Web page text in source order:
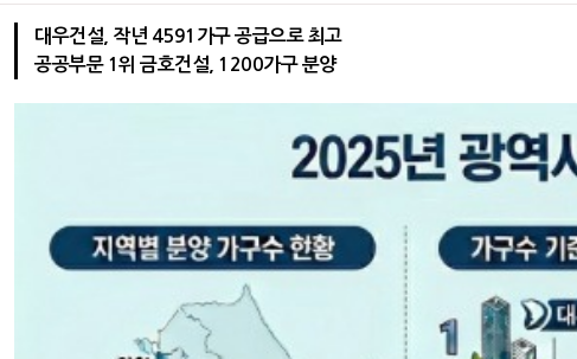
대우건설, 작년 4591가구 공급으로 최고
공공부문 1위 금호건설, 1200가구 분양